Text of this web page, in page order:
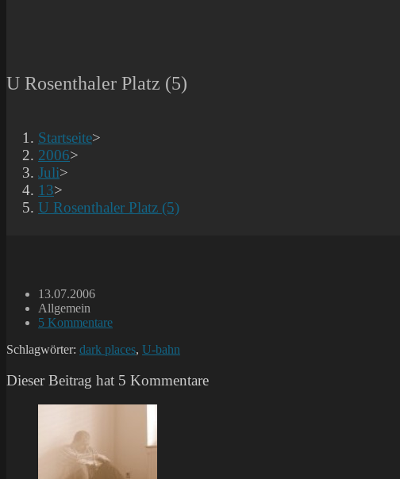
U Rosenthaler Platz (5)
Startseite>
2006>
Juli>
13>
U Rosenthaler Platz (5)
Beitrag
veröffentlicht:
13.07.2006
Beitrags-
Kategorie:
Allgemein
Beitrags-
5 Kommentare
Schlagwörter: dark places, U-bahn
Dieser Beitrag hat 5 Kommentare